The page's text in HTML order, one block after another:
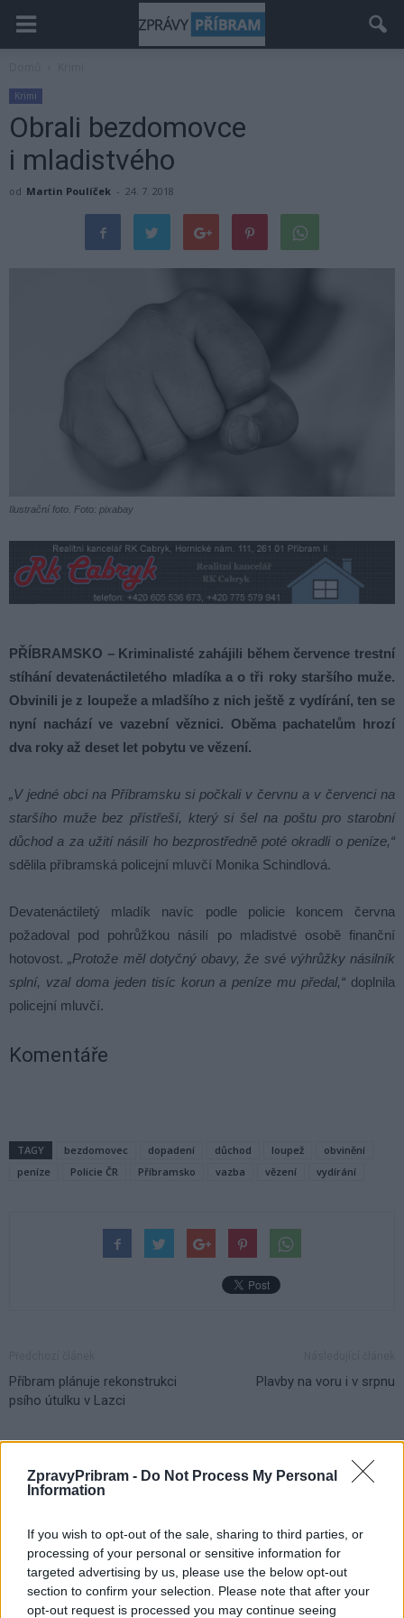
ZpravyPribram - Do Not Process My Personal
Information
If you wish to opt-out of the sale, sharing to third parties, or
processing of your personal or sensitive information for
targeted advertising by us, please use the below opt-out
section to confirm your selection. Please note that after your
opt-out request is processed you may continue seeing
Krimi
Obrali bezdomovce
i mladistvého
od Martin Poulíček - 24. 7. 2018
Ilustrační foto. Foto: pixabay
PŘÍBRAMSKO – Kriminalisté zahájili během července trestní
stíhání devatenáctiletého mladíka a o tři roky staršího muže.
Obvinili je z loupeže a mladšího z nich ještě z vydírání, ten se
nyní nachází ve vazební věznici. Oběma pachatelům hrozí
dva roky až deset let pobytu ve vězení.
„V jedné obci na Příbramsku si počkali v červnu a v červenci na
staršího muže bez přístřeší, který si šel na poštu pro starobní
důchod a za užití násilí ho bezprostředně poté okradli o peníze,“
sdělila příbramská policejní mluvčí Monika Schindlová.
Devatenáctiletý mladík navíc podle policie koncem června
požadoval pod pohrůžkou násilí po mladistvé osobě finanční
hotovost.„Protože měl dotyčný obavy, že své výhrůžky násilník
splní, vzal doma jeden tisíc korun a peníze mu předal,“ doplnila
policejní mluvčí.
Komentáře
TAGY bezdomovec dopadení důchod loupež
obvinění
peníze
Policie ČR Příbramsko vazba vězení vydírání
Příbram plánuje rekonstrukci
psího útulku v Lazci
Plavby na voru i v srpnu
VÍCE OD AUTORA
Krimi
Vykradených aut na Příbramsku přibylo.
Policie připomíná: Auto není trezor